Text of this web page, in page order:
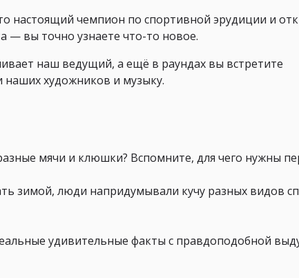
настоящий чемпион по спортивной эрудиции и
— вы точно узнаете что-то новое.
наш ведущий, а ещё в раундах вы встретите
наших художников и музыку.
мячи и клюшки? Вспомните, для чего нужны
зимой, люди напридумывали кучу разных видов
удивительные факты с правдоподобной